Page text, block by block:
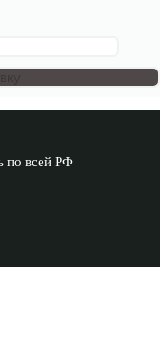
по всей РФ